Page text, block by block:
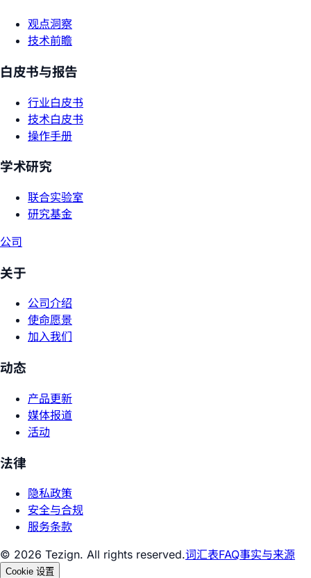
观点洞察
技术前瞻
白皮书与报告
行业白皮书
技术白皮书
操作手册
学术研究
联合实验室
研究基金
公司
关于
公司介绍
使命愿景
加入我们
动态
产品更新
媒体报道
活动
法律
隐私政策
安全与合规
服务条款
© 2026 Tezign. All rights reserved.词汇表FAQ事实与来源
Cookie 设置